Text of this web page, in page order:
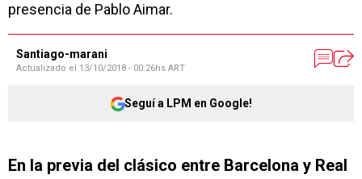
presencia de Pablo Aimar.
Santiago-marani
Actualizado el 13/10/2018 - 00:26hs ART
Seguí a LPM en Google!
En la previa del clásico entre Barcelona y Real